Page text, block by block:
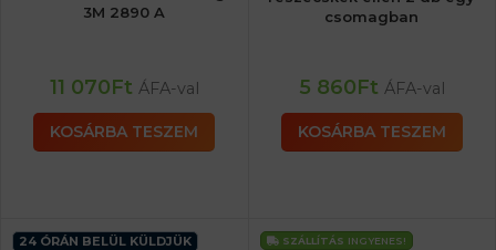
3M 2890 A
11 070Ft ÁFA-val
KOSÁRBA TESZEM
csomagban
5 860Ft ÁFA-val
KOSÁRBA TESZEM
24 ÓRÁN BELÜL KÜLDJÜK SZÁLLÍTÁS INGYENES!